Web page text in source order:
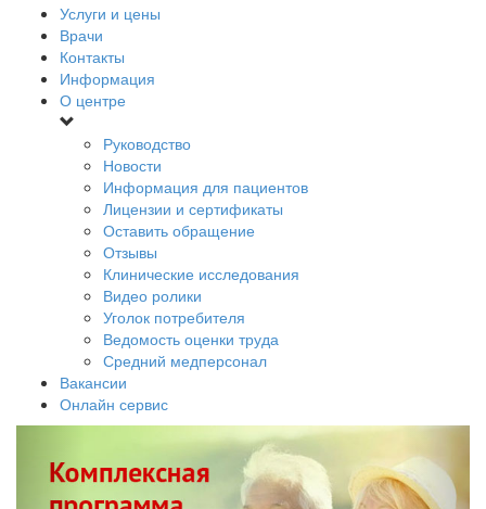
Услуги и цены
Врачи
Контакты
Информация
О центре
Руководство
Новости
Информация для пациентов
Лицензии и сертификаты
Оставить обращение
Отзывы
Клинические исследования
Видео ролики
Уголок потребителя
Ведомость оценки труда
Средний медперсонал
Вакансии
Онлайн сервис